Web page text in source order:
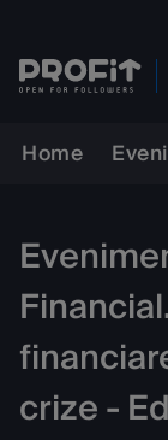
Home
crize -